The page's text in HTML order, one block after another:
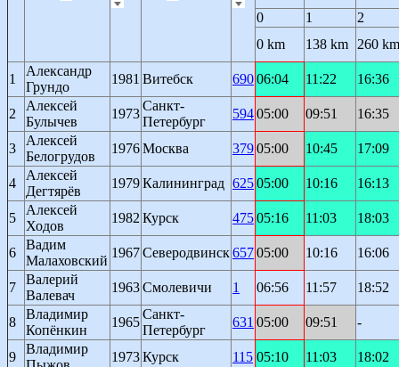
0
1
2
0 km
138 km 260 km
1
Александр
Грундо
1981 Витебск 69006:04 11:22 16:36
2
Алексей
Булычев
1973
Санкт-
Петербург
59405:00 09:51 16:35
3
Алексей
Белогрудов
1976Москва 37905:00 10:45 17:09
4
Алексей
Дегтярёв
1979Калининград 62505:00 10:16 16:13
5
Алексей
Ходов
1982 Курск 47505:16 11:03 18:03
6
Вадим
Малаховский
1967Северодвинск65705:00 10:16 16:06
7
Валерий
Валевач
1963Смолевичи 1 06:56 11:57 18:52
8
Владимир
Копёнкин
1965
Санкт-
Петербург
631 05:00 09:51 -
9
Владимир
1973Курск 115 05:10 11:03 18:02